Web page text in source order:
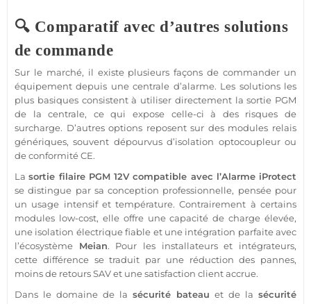
🔍 Comparatif avec d’autres solutions
de commande
Sur le marché, il existe plusieurs façons de commander un
équipement depuis unecentrale d’alarme. Les solutions les
plus basiques consistent à utiliser directement lasortie PGM
de lacentrale, ce qui expose celle-ci à des risques de
surcharge. D’autres options reposent sur des modules relais
génériques, souvent dépourvus d’isolation optocoupleur ou
de conformité CE.
Lasortie filaire PGM 12V compatible avec l’Alarme iProtect
se distingue par sa conception professionnelle, pensée pour
un usage intensif ettempérature. Contrairement à certains
modules low-cost, elle offre une capacité de charge élevée,
une isolation électriquefiable et une intégration parfaite avec
l’écosystème Meian. Pour les installateurs et intégrateurs,
cette différence se traduit par une réduction des pannes,
moins de retours SAV et une satisfaction client accrue.
Dans le domaine de la sécurité bateau et de la sécurité